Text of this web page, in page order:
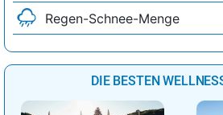
Regen-Schnee-Menge
DIE BESTEN